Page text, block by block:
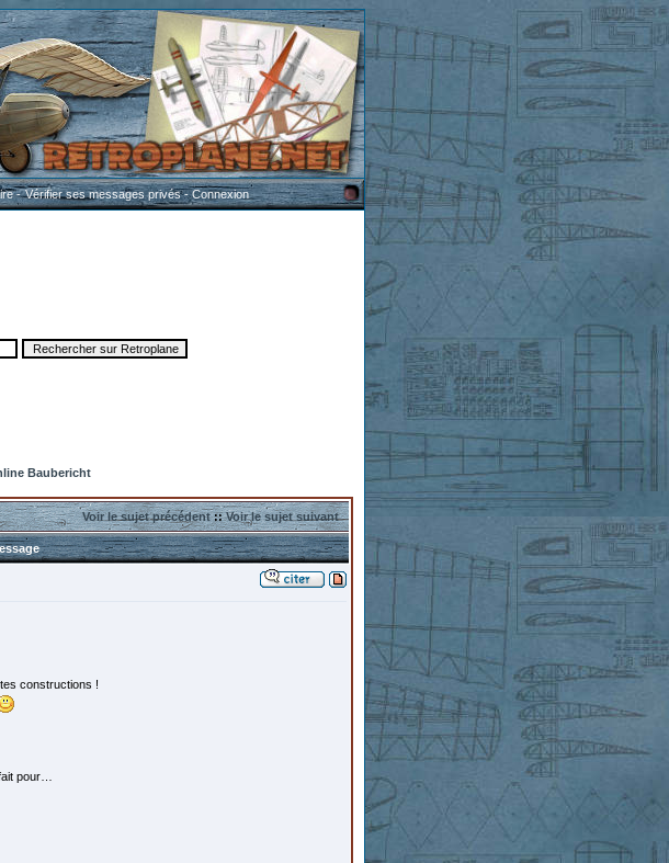
-Vérifier ses messages privés-Connexion
Baubericht
Voir le sujet précédent::Voir le sujet suivant
constructions !
pour…